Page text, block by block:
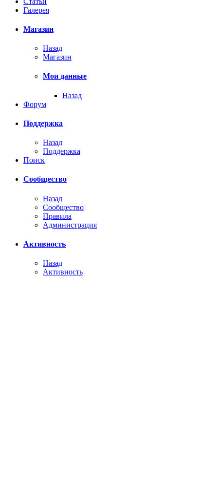
Галерея
Магазин
Назад
Магазин
Мои данные
Назад
Форум
Поддержка
Назад
Поддержка
Поиск
Сообщество
Назад
Сообщество
Правила
Администрация
Активность
Назад
Активность